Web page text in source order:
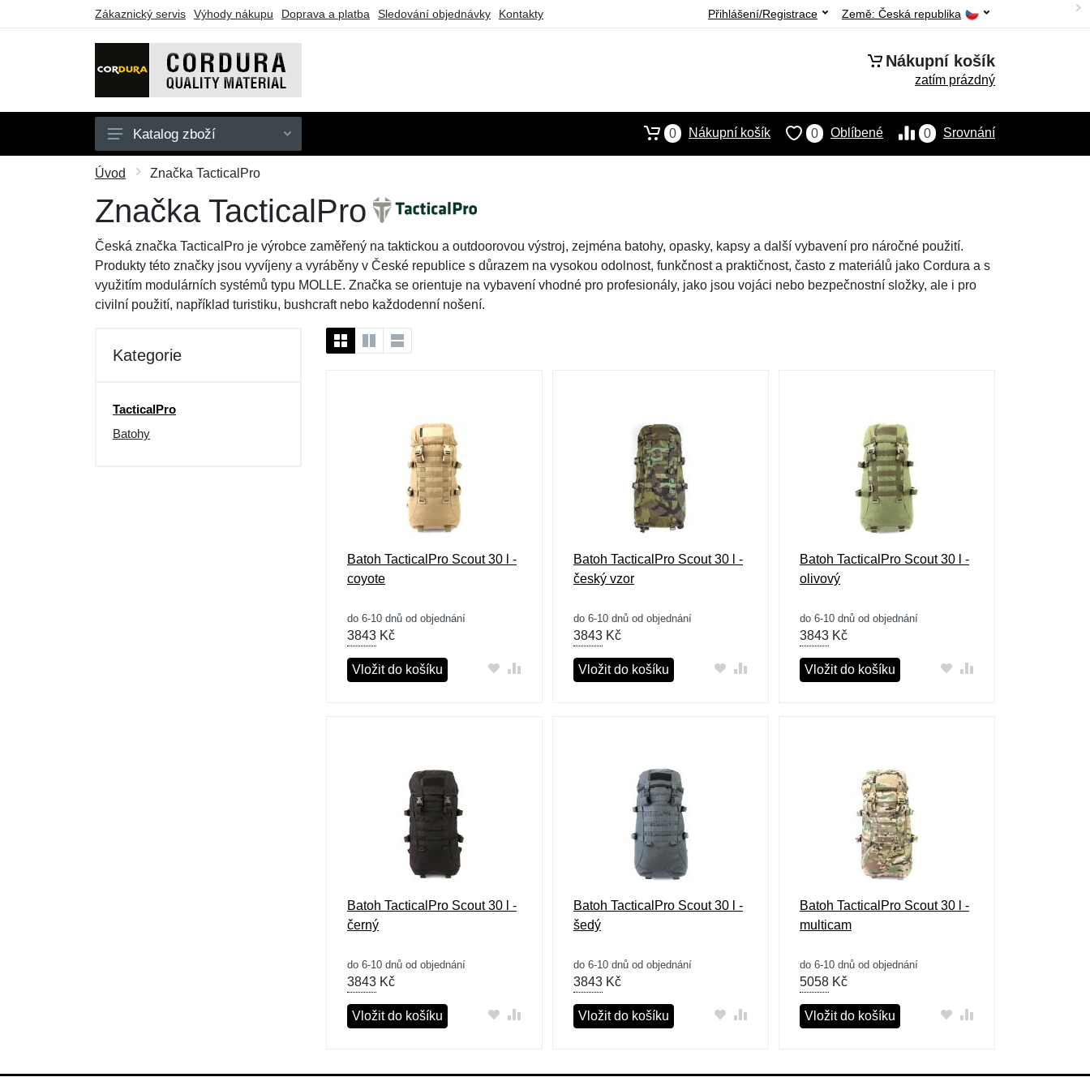
Zákaznický servis Výhody nákupu Doprava a platba Sledování objednávky Kontakty Země: Česká republika
Přihlášení/Registrace
Nákupní košík
zatím prázdný
Oblečení
Doplňky
Pouzdra a tašky
Outdoorové vybavení
Dárkové poukazy
Katalog zboží 0 Srovnání
0 Oblíbené
0 Nákupní košík
Úvod Značka TacticalPro
Značka TacticalPro
Česká značka TacticalPro je výrobce zaměřený na taktickou a outdoorovou výstroj, zejména batohy, opasky, kapsy a další vybavení pro náročné použití.
Produkty této značky jsou vyvíjeny a vyráběny v České republice s důrazem na vysokou odolnost, funkčnost a praktičnost, často z materiálů jako Cordura a s
využitím modulárních systémů typu MOLLE. Značka se orientuje na vybavení vhodné pro profesionály, jako jsou vojáci nebo bezpečnostní složky, ale i pro
civilní použití, například turistiku, bushcraft nebo každodenní nošení.
Kategorie
TacticalPro
Batohy
Batoh TacticalPro Scout 30 l -
coyote
do 6-10 dnů od objednání
3843 Kč
Vložit do košíku
Batoh TacticalPro Scout 30 l -
český vzor
do 6-10 dnů od objednání
3843Kč
Vložit do košíku
Batoh TacticalPro Scout 30 l -
olivový
do 6-10 dnů od objednání
3843Kč
Vložit do košíku
Batoh TacticalPro Scout 30 l -
černý
do 6-10 dnů od objednání
3843 Kč
Vložit do košíku
Batoh TacticalPro Scout 30 l -
šedý
do 6-10 dnů od objednání
3843Kč
Vložit do košíku
Batoh TacticalPro Scout 30 l -
multicam
do 6-10 dnů od objednání
5058Kč
Vložit do košíku